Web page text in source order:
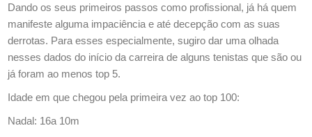
Dando os seus primeiros passos como profissional, já há quem
manifeste alguma impaciência e até decepção com as suas
derrotas. Para esses especialmente, sugiro dar uma olhada
nesses dados do início da carreira de alguns tenistas que são ou
já foram ao menos top 5.
Idade em que chegou pela primeira vez ao top 100:
Nadal: 16a 10m